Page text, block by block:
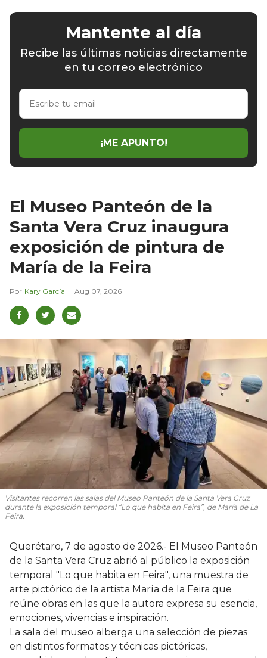
Mantente al día
Recibe las últimas noticias directamente
en tu correo electrónico
Escribe
email
¡ME APUNTO!
El Museo Panteón de la
Santa Vera Cruz inaugura
exposición de pintura de
María de la Feira
Kary García Aug 07, 2026
Visitantes recorren las salas del Museo Panteón de la Santa Vera Cruz
durante la exposición temporal “Lo que habita en Feira”, de María de La
Feira.
Querétaro, 7 de agosto de 2026.- El Museo Panteón
de la Santa Vera Cruz abrió al público la exposición
temporal "Lo que habita en Feira", una muestra de
arte pictórico de la artista María de la Feira que
reúne obras en las que la autora expresa su esencia,
emociones, vivencias e inspiración.
La sala del museo alberga una selección de piezas
en distintos formatos y técnicas pictóricas,